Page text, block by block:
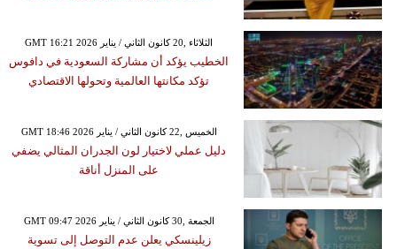
GMT 16:21 2026 الثلاثاء ,20 كانون الثاني / يناير
الخطيب يؤكد أن مشاركة السعودية في دافوس
تؤكد مكانتها العالمية وتحولها الاقتصادي
GMT 18:46 2026 الخميس ,22 كانون الثاني / يناير
دليل عملي لاختيار لون الجدران المثالي يضفي
على المنزل أناقة
GMT 09:47 2026 الجمعة ,30 كانون الثاني / يناير
زيلينسكي يعلن عدم التوصل إلى تسوية